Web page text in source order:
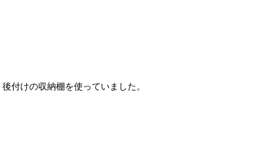
後付けの収納棚を使っていました。